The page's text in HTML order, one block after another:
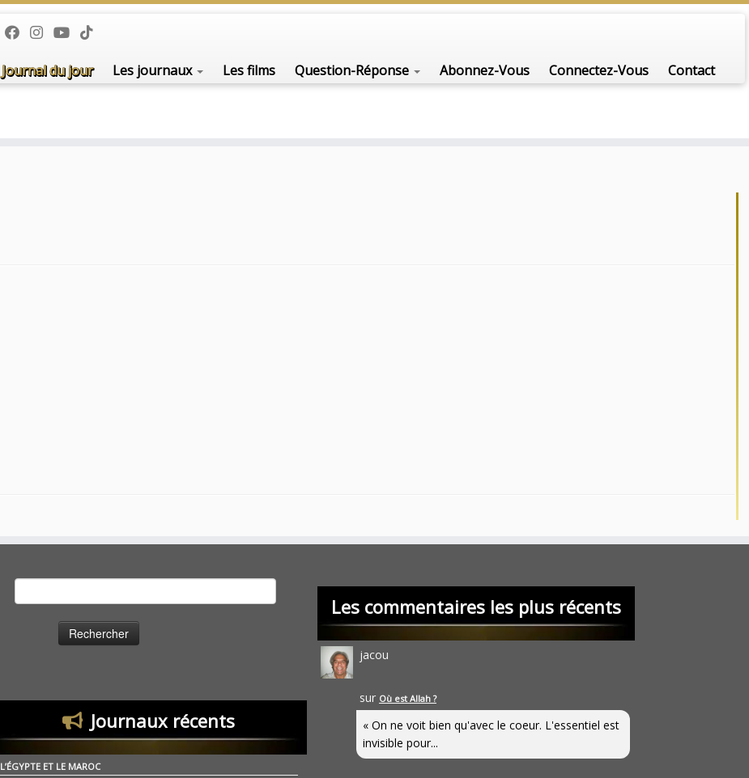
Journal du jour Les journaux Les films Question-Réponse Abonnez-Vous Connectez-Vous Contact
Journaux récents
L’ÉGYPTE ET LE MAROC
Les commentaires les plus récents
jacou
sur Où est Allah ?
« On ne voit bien qu'avec le coeur. L'essentiel est
invisible pour...